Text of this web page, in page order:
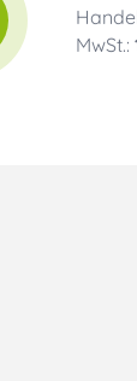
MwSt.: